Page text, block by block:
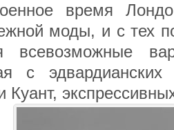
время
моды, и с тех
всевозможные
с эдвардианских